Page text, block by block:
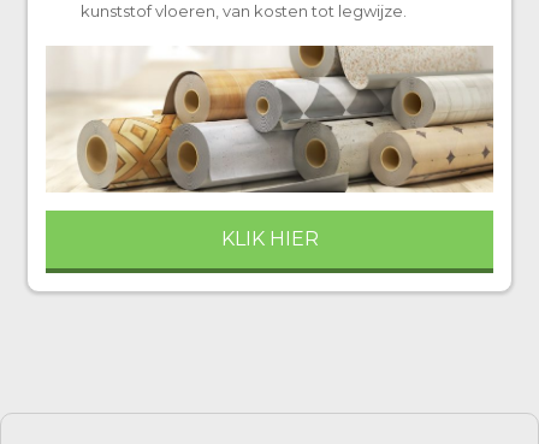
kunststof vloeren, van kosten tot legwijze.
KLIK HIER